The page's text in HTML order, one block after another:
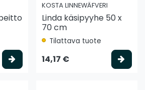
Valitse vaihtoehto
KOSTA LINNEWÄFVERI
Linda käsipyyhe 50 x
70 cm
Tilattava tuote
14,17 €